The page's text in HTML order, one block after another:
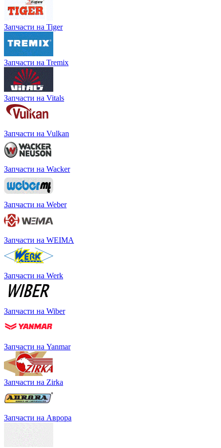
Запчасти на Tiger
Запчасти на Tremix
Запчасти на Vitals
Запчасти на Vulkan
Запчасти на Wacker
Запчасти на Weber
Запчасти на WEIMA
Запчасти на Werk
Запчасти на Wiber
Запчасти на Yanmar
Запчасти на Zirka
Запчасти на Аврора